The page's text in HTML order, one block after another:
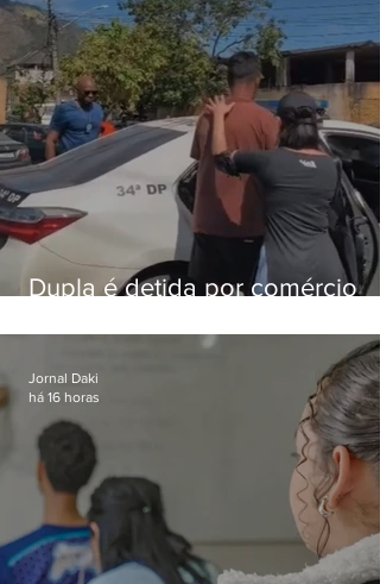
Dupla é detida por comércio
Bangu
Jornal Daki
há 16 horas